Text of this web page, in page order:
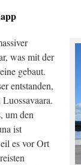
was mit der
gebaut.
entstanden,
um den
ist
es vor Ort